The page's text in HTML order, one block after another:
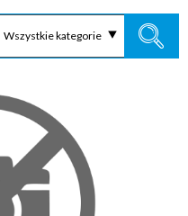
Wszystkie kategorie